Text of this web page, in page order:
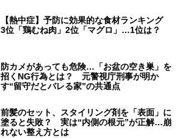
【熱中症】予防に効果的な食材ランキング
3位「鶏むね肉」2位「マグロ」…1位は？
防カメがあっても危険…「お盆の空き巣」を
招くNG行為とは？ 元警視庁刑事が明か
す“留守だとバレる家”の共通点
前髪のセット、スタイリング剤を「表面」に
塗ると失敗？ 実は“内側の根元”が正解…崩
れない整え方とは